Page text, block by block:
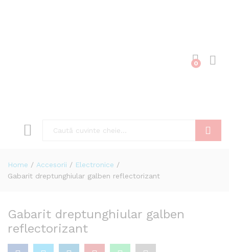
0
Home / Accesorii / Electronice /
Gabarit dreptunghiular galben reflectorizant
Gabarit dreptunghiular galben
reflectorizant